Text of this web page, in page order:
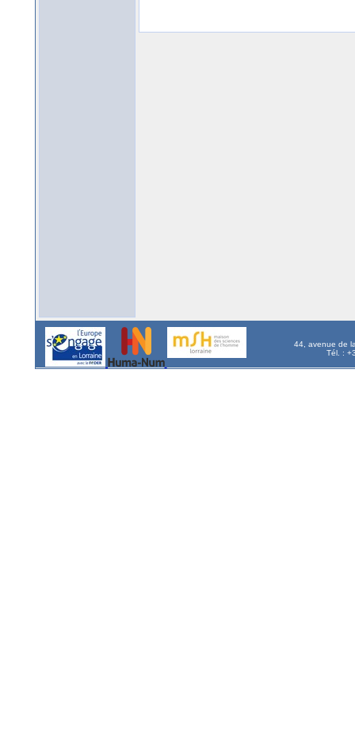
44, avenue de
Tél. :